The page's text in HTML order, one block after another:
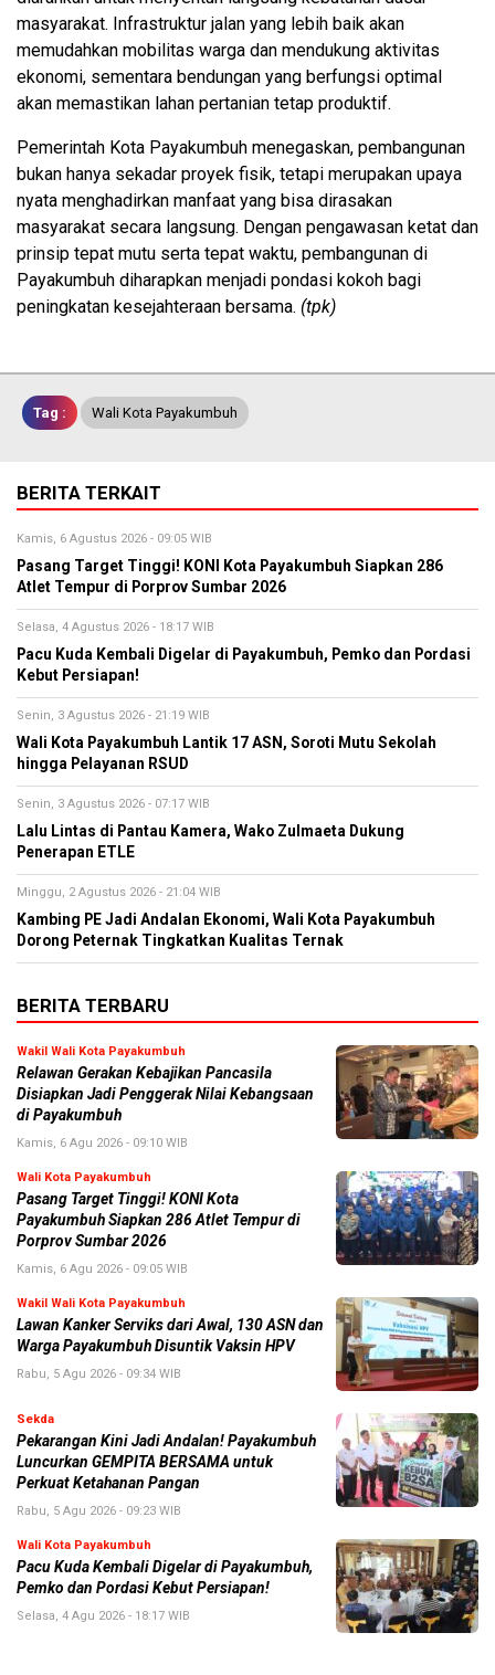
masyarakat. Infrastruktur jalan yang lebih baik akan
memudahkan mobilitas warga dan mendukung aktivitas
ekonomi, sementara bendungan yang berfungsi optimal
akan memastikan lahan pertanian tetap produktif.
Pemerintah Kota Payakumbuh menegaskan, pembangunan
bukan hanya sekadar proyek fisik, tetapi merupakan upaya
nyata menghadirkan manfaat yang bisa dirasakan
masyarakat secara langsung. Dengan pengawasan ketat dan
prinsip tepat mutu serta tepat waktu, pembangunan di
Payakumbuh diharapkan menjadi pondasi kokoh bagi
peningkatan kesejahteraan bersama. (tpk)
Tag : Wali Kota Payakumbuh
BERITA TERKAIT
Kamis, 6 Agustus 2026 - 09:05 WIB
Pasang Target Tinggi! KONI Kota Payakumbuh Siapkan 286
Atlet Tempur di Porprov Sumbar 2026
Selasa, 4 Agustus 2026 - 18:17 WIB
Pacu Kuda Kembali Digelar di Payakumbuh, Pemko dan Pordasi
Kebut Persiapan!
Senin, 3 Agustus 2026 - 21:19 WIB
Wali Kota Payakumbuh Lantik 17 ASN, Soroti Mutu Sekolah
hingga Pelayanan RSUD
Senin, 3 Agustus 2026 - 07:17 WIB
Lalu Lintas di Pantau Kamera, Wako Zulmaeta Dukung
Penerapan ETLE
Minggu, 2 Agustus 2026 - 21:04 WIB
Kambing PE Jadi Andalan Ekonomi, Wali Kota Payakumbuh
Dorong Peternak Tingkatkan Kualitas Ternak
BERITA TERBARU
Wakil Wali Kota Payakumbuh
Relawan Gerakan Kebajikan Pancasila
Disiapkan Jadi Penggerak Nilai Kebangsaan
di Payakumbuh
Kamis, 6 Agu 2026 - 09:10 WIB
Wali Kota Payakumbuh
Pasang Target Tinggi! KONI Kota
Payakumbuh Siapkan 286 Atlet Tempur di
Porprov Sumbar 2026
Kamis, 6 Agu 2026 - 09:05 WIB
Wakil Wali Kota Payakumbuh
Lawan Kanker Serviks dari Awal, 130 ASN dan
Warga Payakumbuh Disuntik Vaksin HPV
Rabu, 5 Agu 2026 - 09:34 WIB
Sekda
Pekarangan Kini Jadi Andalan! Payakumbuh
Luncurkan GEMPITA BERSAMA untuk
Perkuat Ketahanan Pangan
Rabu, 5 Agu 2026 - 09:23 WIB
Wali Kota Payakumbuh
Pacu Kuda Kembali Digelar di Payakumbuh,
Pemko dan Pordasi Kebut Persiapan!
Selasa, 4 Agu 2026 - 18:17 WIB